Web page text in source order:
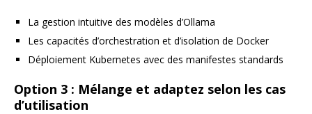
La gestion intuitive des modèles d’Ollama
Les capacités d’orchestration et d’isolation de Docker
Déploiement Kubernetes avec des manifestes standards
Option 3 : Mélange et adaptez selon les cas
d’utilisation